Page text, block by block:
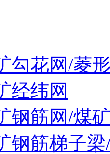
勾花网/菱
经纬网
钢筋网/煤
钢筋梯子